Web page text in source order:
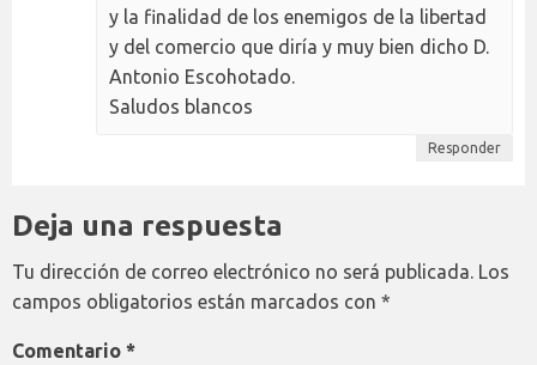
y la finalidad de los enemigos de la libertad
y del comercio que diría y muy bien dicho D.
Antonio Escohotado.
Saludos blancos
Responder
Deja una respuesta
Tu dirección de correo electrónico no será publicada. Los
campos obligatorios están marcados con *
Comentario *